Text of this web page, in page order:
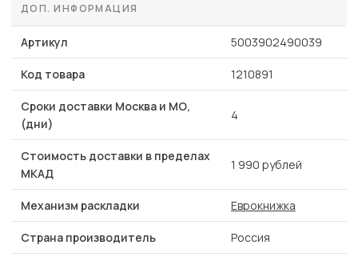
ДОП. ИНФОРМАЦИЯ
Артикул 5003902490039
Код товара 1210891
Сроки доставки Москва и МО,
(дни)
4
Стоимость доставки в пределах
МКАД
1 990 рублей
Механизм раскладки Еврокнижка
Страна производитель Россия